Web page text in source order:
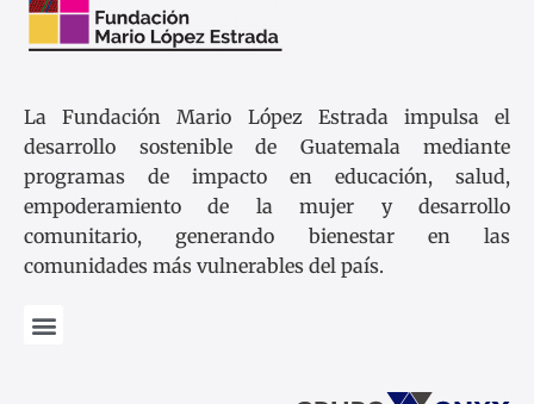
La Fundación Mario López Estrada impulsa el
desarrollo sostenible de Guatemala mediante
programas de impacto en educación, salud,
empoderamiento de la mujer y desarrollo
comunitario, generando bienestar en las
comunidades más vulnerables del país.